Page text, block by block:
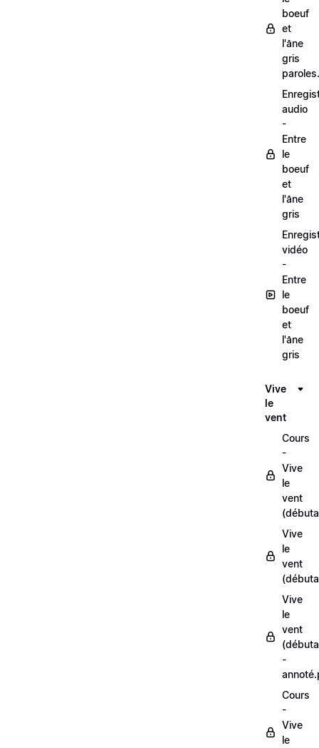
boeuf
et
l'âne
gris
audio
-
Entre
le
boeuf
et
l'âne
gris
vidéo
-
Entre
le
boeuf
et
l'âne
gris
Vive
le
vent
Cours
-
Vive
le
vent
Vive
le
vent
Vive
le
vent
-
Cours
-
Vive
le